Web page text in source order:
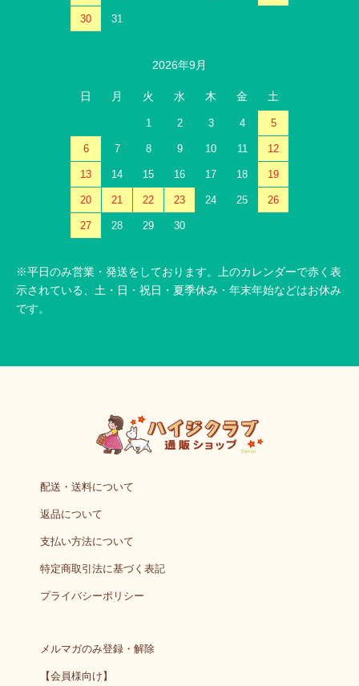
30 31
2026年9月
日 月 火 水 木 金 土
1 2 3 4 5
6 7 8 9 10 11 12
13 14 15 16 17 18 19
20 21 22 23 24 25 26
27 28 29 30
※平日のみ営業・発送をしております。上のカレンダーで赤く表
示されている、土・日・祝日・夏季休み・年末年始などはお休み
です。
配送・送料について
返品について
支払い方法について
特定商取引法に基づく表記
プライバシーポリシー
メルマガのみ登録・解除
【会員様向け】